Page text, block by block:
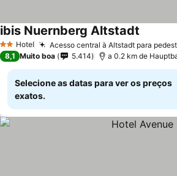
2 Estrelas
Hotel Acesso central à Altstadt para
ibis Nuernberg Altstadt
8,1 Muito boa 5.414 a 0.2 km de
Selecione as datas para ver os preços
exatos.